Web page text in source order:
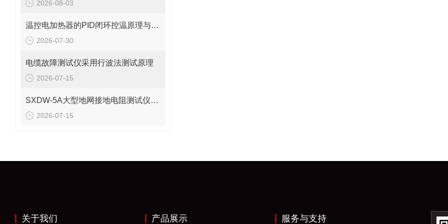
2026-08-03
温控电加热器的PID闭环控温原理与结构设计详解
2026-07-30
电缆故障测试仪采用行波法测试原理
2026-07-15
SXDW-5A大型地网接地电阻测试仪哪些功能特点
2026-07-15
关于我们 产品展示 服务与支持